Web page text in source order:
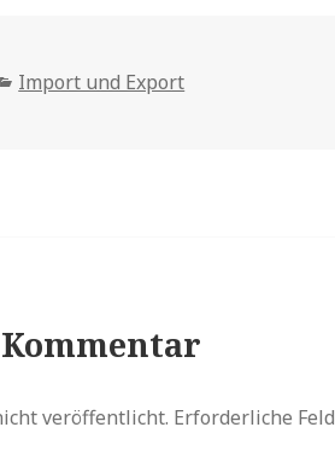
Categories
Import und Export
veröffentlicht. Erforderliche